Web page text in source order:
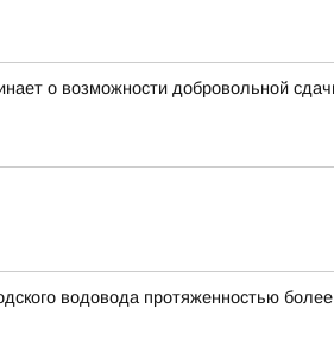
о возможности добровольной
водовода протяженностью